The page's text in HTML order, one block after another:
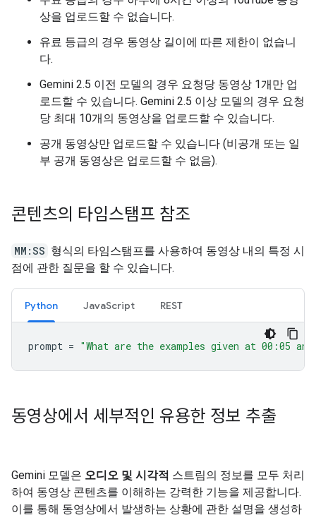
상을 업로드할 수 없습니다.
유료 등급의 경우 동영상 길이에 따른 제한이 없습니
다.
Gemini 2.5 이전 모델의 경우 요청당 동영상 1개만 업
로드할 수 있습니다. Gemini 2.5 이상 모델의 경우 요청
당 최대 10개의 동영상을 업로드할 수 있습니다.
공개 동영상만 업로드할 수 있습니다 (비공개 또는 일
부 공개 동영상은 업로드할 수 없음).
콘텐츠의 타임스탬프 참조
MM:SS 형식의 타임스탬프를 사용하여 동영상 내의 특정 시
점에 관한 질문을 할 수 있습니다.
Python JavaScript REST
prompt = "What are the examples given at 00:05
동영상에서 세부적인 유용한 정보 추출
Gemini 모델은 오디오 및 시각적 스트림의 정보를 모두 처리
하여 동영상 콘텐츠를 이해하는 강력한 기능을 제공합니다.
이를 통해 동영상에서 발생하는 상황에 관한 설명을 생성하